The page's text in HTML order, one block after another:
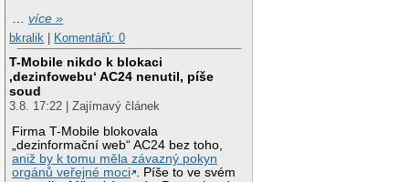
…více »
bkralik
Komentářů: 0
T-Mobile nikdo k blokaci
‚dezinfowebu‘ AC24 nenutil, píše
soud
3.8. 17:22 | Zajímavý článek
Firma T-Mobile blokovala
„dezinformační web“ AC24 bez toho,
aniž by k tomu měla závazný pokyn
orgánů veřejné moci . Píše to ve svém